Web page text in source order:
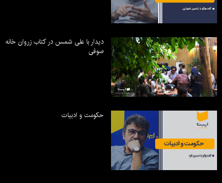
دیدار با علی شمس در کتاب زروان خانه
صوفی
حکومت و ادبیات